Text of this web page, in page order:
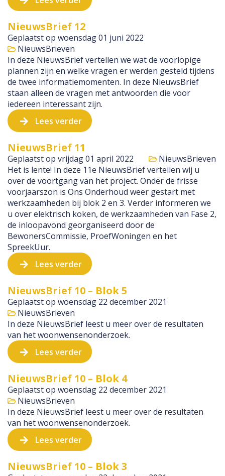
NieuwsBrief 12
Geplaatst op woensdag 01 juni 2022
NieuwsBrieven
In deze NieuwsBrief vertellen we wat de voorlopige
plannen zijn en welke vragen er werden gesteld tijdens
de twee informatiemomenten. In deze NieuwsBrief
staan alleen de vragen met antwoorden die voor
iedereen interessant zijn.
Lees verder
NieuwsBrief 11
Geplaatst op vrijdag 01 april 2022
NieuwsBrieven
Het is lente! In deze 11e NieuwsBrief vertellen wij u
over de voortgang van het project. Onder de frisse
voorjaarszon is Ons Onderhoud weer gestart met
werkzaamheden bij blok 2 en 3. Verder informeren we
u over elektrisch koken, de werkzaamheden van Fase 2,
de inloopavond georganiseerd door de
BewonersCommissie, ProefWoningen en het
SpreekUur.
Lees verder
NieuwsBrief 10 – Blok 5
Geplaatst op woensdag 22 december 2021
NieuwsBrieven
In deze NieuwsBrief leest u meer over de resultaten
van het woonwensenonderzoek.
Lees verder
NieuwsBrief 10 – Blok 4
Geplaatst op woensdag 22 december 2021
NieuwsBrieven
In deze NieuwsBrief leest u meer over de resultaten
van het woonwensenonderzoek.
Lees verder
NieuwsBrief 10 – Blok 3